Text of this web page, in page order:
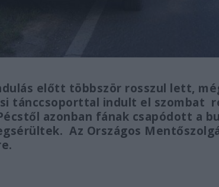
előtt többször rosszul lett,
tánccsoporttal indult el szombat
azonban fának csapódott a
Az Országos